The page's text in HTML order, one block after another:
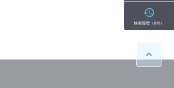
検索履歴（0件）